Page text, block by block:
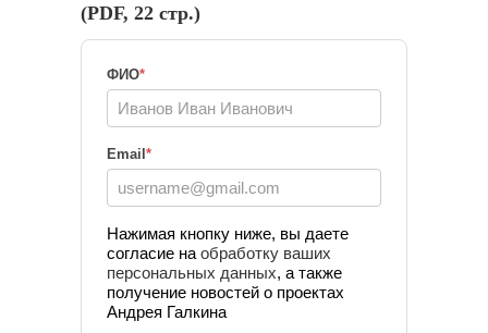
(PDF, 22 стр.)
ФИО*
Email *
Нажимая кнопку ниже, вы даете
согласие на обработку ваших
персональных данных, а также
получение новостей о проектах
Андрея Галкина